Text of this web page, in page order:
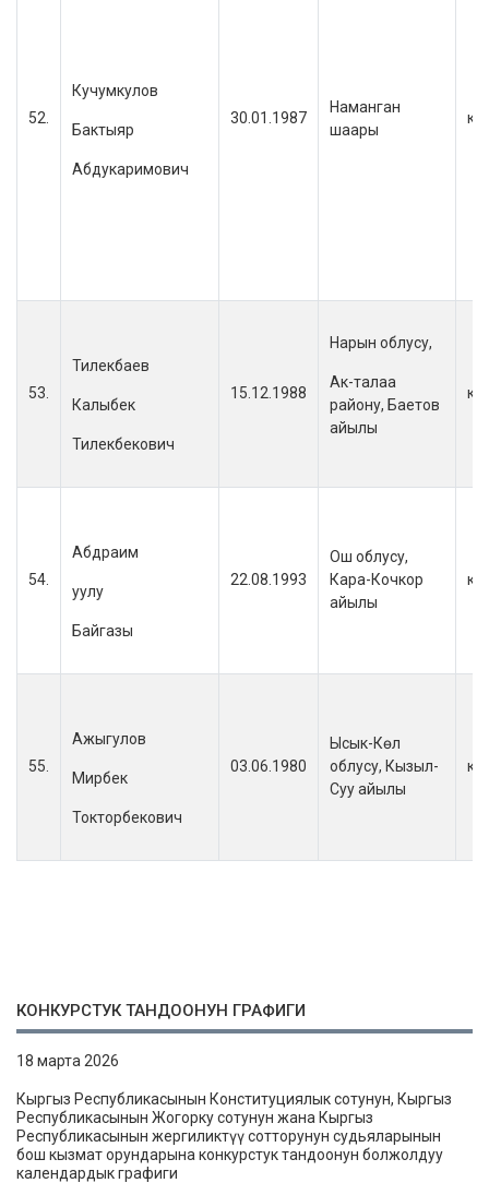
52.
Кучумкулов
Бактыяр
Абдукаримович
30.01.1987
Наманган
шаары
53.
Тилекбаев
Калыбек
Тилекбекович
15.12.1988
Нарын облусу,
Ак-талаа
району, Баетов
айылы
54.
Абдраим
уулу
Байгазы
22.08.1993
Ош облусу,
Кара-Кочкор
айылы
55.
Ажыгулов
Мирбек
Токторбекович
03.06.1980
Ысык-Көл
облусу, Кызыл-
Суу айылы
КОНКУРСТУК ТАНДООНУН ГРАФИГИ
18 марта 2026
Кыргыз Республикасынын Конституциялык сотунун, Кыргыз
Республикасынын Жогорку сотунун жана Кыргыз
Республикасынын жергиликтүү сотторунун судьяларынын
бош кызмат орундарына конкурстук тандоонун болжолдуу
календардык графиги